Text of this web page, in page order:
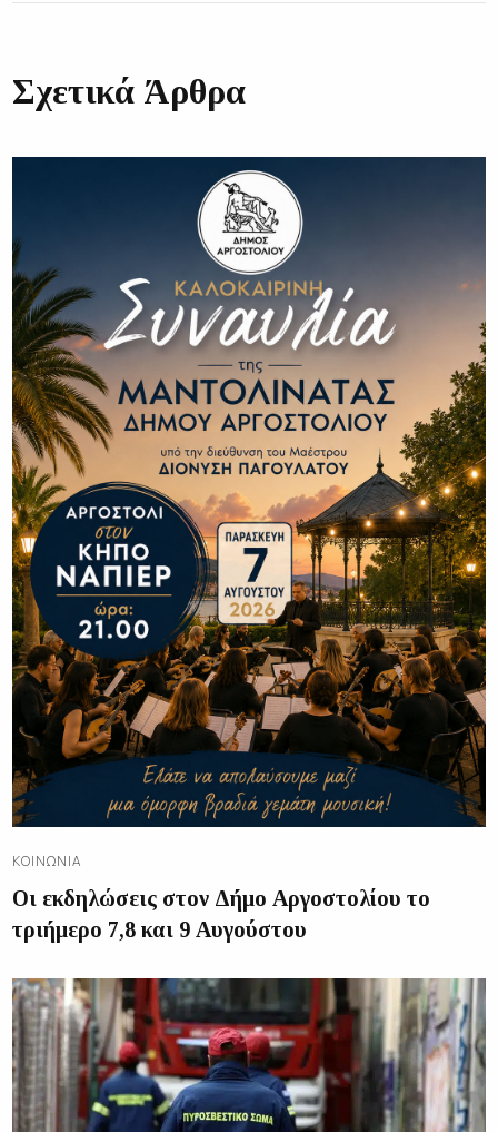
Σχετικά Άρθρα
ΚΟΙΝΩΝΊΑ
Οι εκδηλώσεις στον Δήμο Αργοστολίου το
τριήμερο 7,8 και 9 Αυγούστου